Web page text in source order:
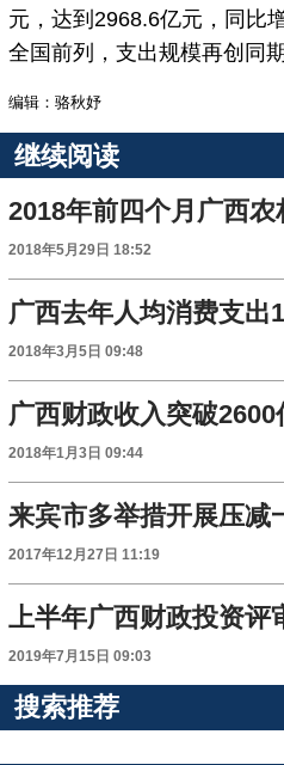
元，达到2968.6亿元，同比
全国前列，支出规模再创同期
编辑：骆秋妤
继续阅读
2018年5月29日 18:52
2018年3月5日 09:48
2018年1月3日 09:44
来宾市多举措开展压减
2017年12月27日 11:19
上半年广西财政投资评
2019年7月15日 09:03
搜索推荐